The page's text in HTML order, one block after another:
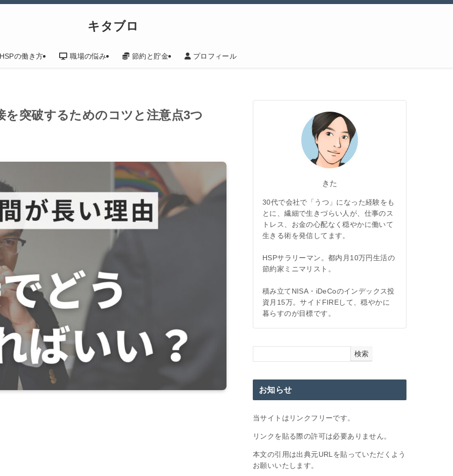
キタブロ
の働き方 職場の悩み 節約と貯金 プロフィール
を突破するためのコツと注意点3つ
きた
30代で会社で「うつ」になった経験をも
とに、繊細で生きづらい人が、仕事のス
トレス、お金の心配なく穏やかに働いて
生きる術を発信してます。
HSPサラリーマン。都内月10万円生活の
節約家ミニマリスト。
積み立てNISA・iDeCoのインデックス投
資月15万。サイドFIREして、穏やかに
暮らすのが目標です。
検索
お知らせ
当サイトはリンクフリーです。
リンクを貼る際の許可は必要ありません。
本文の引用は出典元URLを貼っていただくよう
お願いいたします。